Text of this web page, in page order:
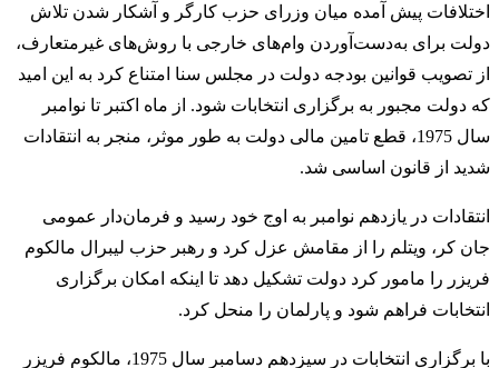
اختلافات پیش آمده میان وزرای حزب کارگر و آشکار شدن تلاش
دولت برای به‌دست‌آوردن وام‌های خارجی با روش‌های غیرمتعارف،
از تصویب قوانین بودجه دولت در مجلس سنا امتناع کرد به این امید
که دولت مجبور به برگزاری انتخابات شود. از ماه اکتبر تا نوامبر
سال 1975، قطع تامین مالی دولت به طور موثر، منجر به انتقادات
شدید از قانون اساسی شد.
انتقادات در یازدهم نوامبر به اوج خود رسید و فرمان‌دار عمومی
جان کر، ویتلم را از مقامش عزل کرد و رهبر حزب لیبرال مالکوم
فریزر را مامور کرد دولت تشکیل دهد تا اینکه امکان برگزاری
انتخابات فراهم شود و پارلمان را منحل کرد.
با برگزاری انتخابات در سیزدهم دسامبر سال 1975، مالکوم فریزر